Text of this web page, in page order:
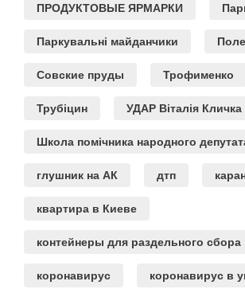
ПРОДУКТОВЫЕ ЯРМАРКИ
Паркувальні майданчики
Совские пруды Трофименко
Трубіцин УДАР Віталія Кличка
Школа помічника народного
глушник на АК дтп
квартира в Киеве
контейнеры для раздельного сбора
коронавирус коронавирус в